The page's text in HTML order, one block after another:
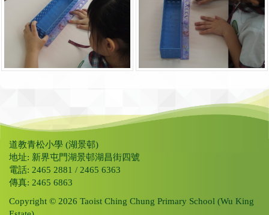
道教青松小學 (湖景邨)
地址: 新界屯門湖景邨湖昌街四號
電話: 2465 2881 / 2465 6363
傳真: 2465 6863
Copyright © 2026 Taoist Ching Chung Primary School (Wu King